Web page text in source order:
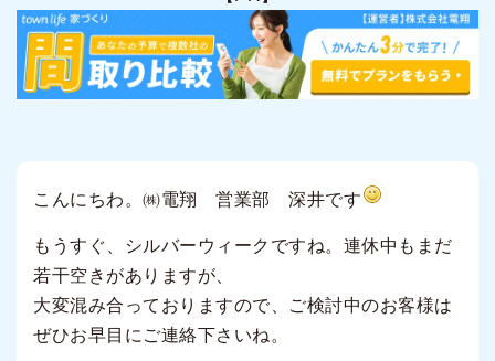
こんにちわ。㈱電翔 営業部 深井です
もうすぐ、シルバーウィークですね。連休中もまだ
若干空きがありますが、
大変混み合っておりますので、ご検討中のお客様は
ぜひお早目にご連絡下さいね。